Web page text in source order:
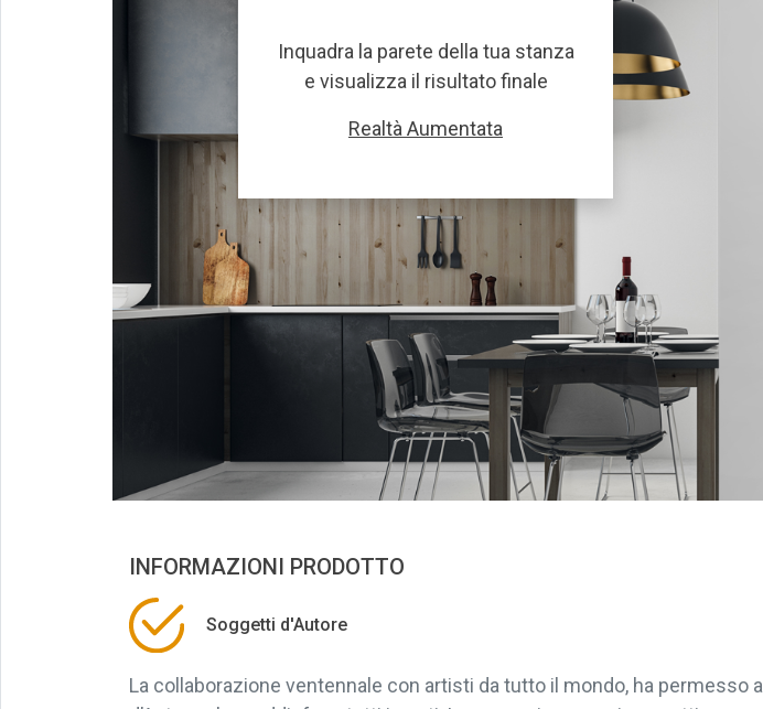
Inquadra la parete della tua stanza
e visualizza il risultato finale
Realtà Aumentata
INFORMAZIONI PRODOTTO
Soggetti d'Autore
La collaborazione ventennale con artisti da tutto il mondo, ha permesso